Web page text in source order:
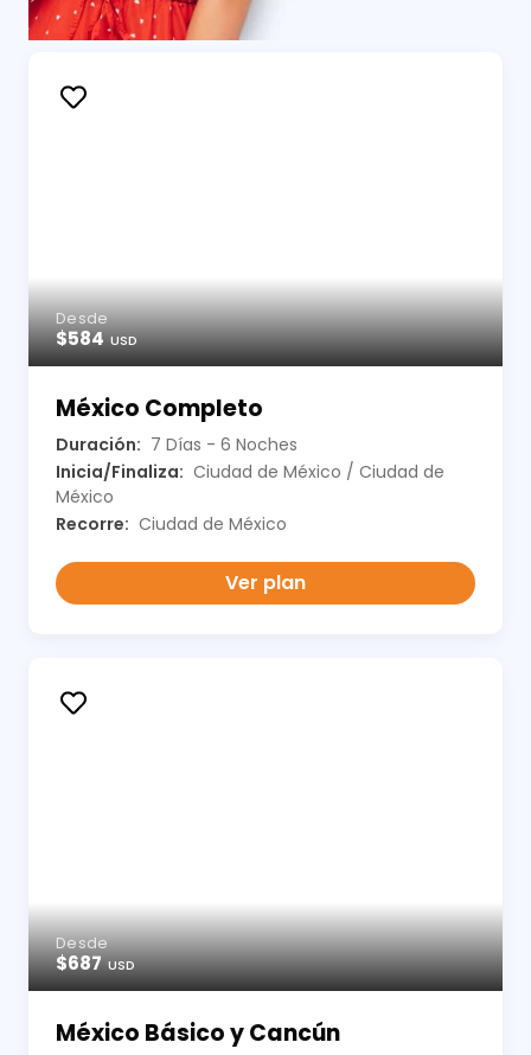
Desde
$584USD
México Completo
Duración: 7 Días - 6 Noches
Inicia/Finaliza: Ciudad de México / Ciudad de
México
Recorre: Ciudad de México
Ver plan
Desde
$687USD
México Básico y Cancún